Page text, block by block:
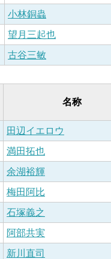
小林銅蟲
望月三起也
古谷三敏
名称
田辺イエロウ
満田拓也
余湖裕輝
梅田阿比
石塚義之
阿部共実
新川直司